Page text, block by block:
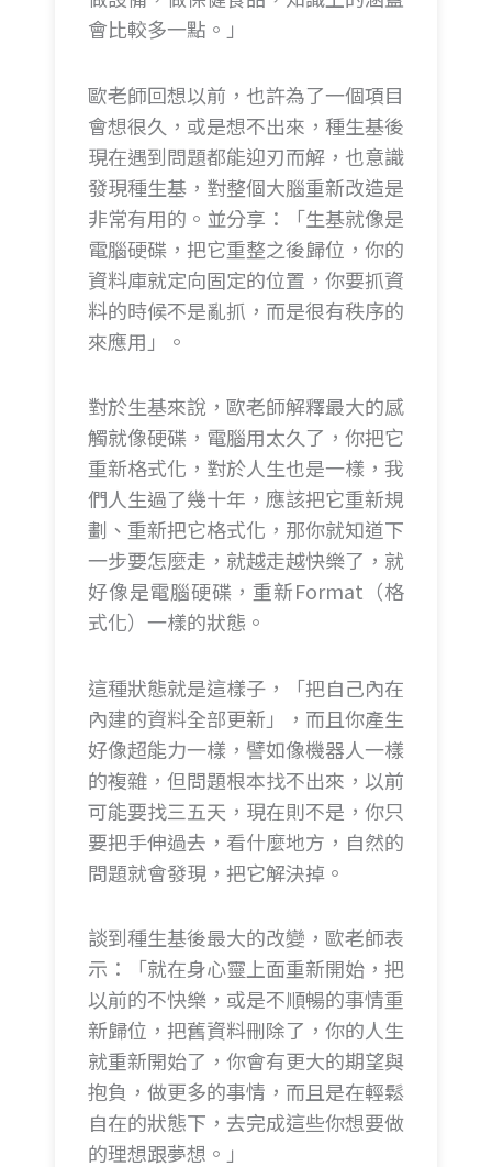
會比較多一點。」
歐老師回想以前，也許為了一個項目
會想很久，或是想不出來，種生基後
現在遇到問題都能迎刃而解，也意識
發現種生基，對整個大腦重新改造是
非常有用的。並分享：「生基就像是
電腦硬碟，把它重整之後歸位，你的
資料庫就定向固定的位置，你要抓資
料的時候不是亂抓，而是很有秩序的
來應用」。
對於生基來說，歐老師解釋最大的感
觸就像硬碟，電腦用太久了，你把它
重新格式化，對於人生也是一樣，我
們人生過了幾十年，應該把它重新規
劃、重新把它格式化，那你就知道下
一步要怎麼走，就越走越快樂了，就
好像是電腦硬碟，重新Format（格
式化）一樣的狀態。
這種狀態就是這樣子，「把自己內在
內建的資料全部更新」，而且你產生
好像超能力一樣，譬如像機器人一樣
的複雜，但問題根本找不出來，以前
可能要找三五天，現在則不是，你只
要把手伸過去，看什麼地方，自然的
問題就會發現，把它解決掉。
談到種生基後最大的改變，歐老師表
示：「就在身心靈上面重新開始，把
以前的不快樂，或是不順暢的事情重
新歸位，把舊資料刪除了，你的人生
就重新開始了，你會有更大的期望與
抱負，做更多的事情，而且是在輕鬆
自在的狀態下，去完成這些你想要做
的理想跟夢想。」